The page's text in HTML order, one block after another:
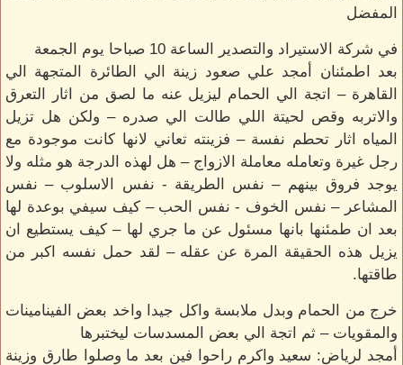
المفضل
في شركة الاستيراد والتصدير الساعة 10 صباحا يوم الجمعة
بعد اطمئنان أمجد علي صعود زينة الي الطائرة المتجهة الي
القاهرة – اتجة الي الحمام ليزيل عنه ما لصق من اثار التعرق
والاتربه وقص لحيتة اللي طالت الي صدره – ولكن هل تزيل
المياه اثار تحطم نفسة – فزينته تعاني لانها كانت موجودة مع
رجل غيرة وتعامله معاملة الازواج – هل لهذه الدرجة هو مثله ولا
يوجد فروق بينهم – نفس الطريقة - نفس الاسلوب – نفس
المشاعر – نفس الخوف - نفس الحب – كيف سيفي بوعدة لها
بعد ان طمئنها بانها مسئول عن ما جري لها – كيف يستطيع ان
يزيل هذه الحقيقة المرة عن عقله – لقد حمل نفسه اكبر من
طاقتها.
خرج من الحمام وبدل ملابسة واكل جيدا واخد بعض الفينامينات
والمقويات – ثم اتجة الي بعض المسدسات ليختبرها
أمجد لرياض: سعيد واكرم راحوا فين بعد ما وصلوا طارق وزينة